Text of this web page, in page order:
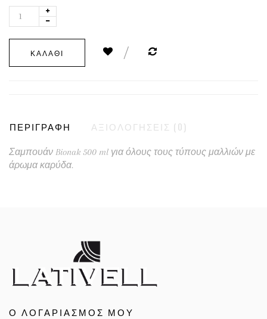
ΚΑΛΆΘΙ
ΠΕΡΙΓΡΑΦΉ ΑΞΙΟΛΟΓΉΣΕΙΣ (0)
Σαμπουάν Bionak 500 ml για όλους τους τύπους μαλλιών με
άρωμα καρύδα.
Ο ΛΟΓΑΡΙΑΣΜΌΣ ΜΟΥ